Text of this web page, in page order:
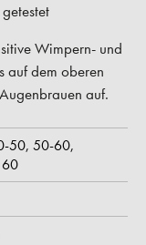
Wimpern- und
auf dem oberen
auf.
50, 50-60,
60